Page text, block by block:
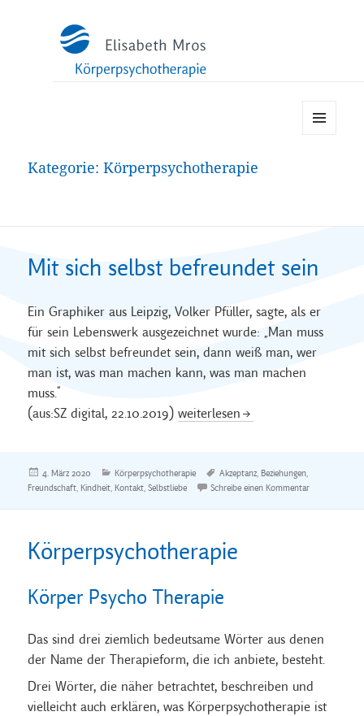
Kategorie:Körperpsychotherapie
Mit sich selbst befreundet sein
Ein Graphiker aus Leipzig, Volker Pfüller, sagte, als er
für sein Lebenswerk ausgezeichnet wurde: „Man muss
mit sich selbst befreundet sein, dann weiß man, wer
man ist, was man machen kann, was man machen
muss.“
(aus:SZ digital, 22.10.2019)Mit sich selbst befreundet sein
weiterlesen
Veröffentlicht
am
4. März 2020 Kategorien
Körperpsychotherapie Schlagwörter
Akzeptanz,Beziehungen,
Freundschaft,Kindheit,Kontakt,Selbstliebe Schreibe einen Kommentarzu Mit sich
Körperpsychotherapie
Körper Psycho Therapie
Das sind drei ziemlich bedeutsame Wörter aus denen
der Name der Therapieform, die ich anbiete, besteht.
Drei Wörter, die näher betrachtet, beschreiben und
vielleicht auch erklären, was Körperpsychotherapie ist